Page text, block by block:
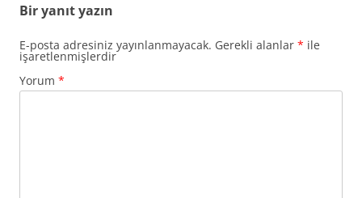
Bir yanıt yazın
E-posta adresiniz yayınlanmayacak. Gerekli alanlar * ile
işaretlenmişlerdir
Yorum *